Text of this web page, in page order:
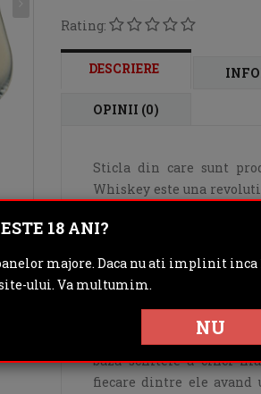
Rating:
DESCRIERE
OPINII (0)
Sticla din care sunt
Whiskey este una
simti cu adevarat
Single Malt, un Irish
aceste pahare cu gura
pe care le ofera
rezolvat identificarea
de degustare folosite
proiectate de
baza schitele a cinci
fiecare dintre ele avand
18 ANI?
majore. Daca nu ati implinit inca
ului. Va multumim.
NU